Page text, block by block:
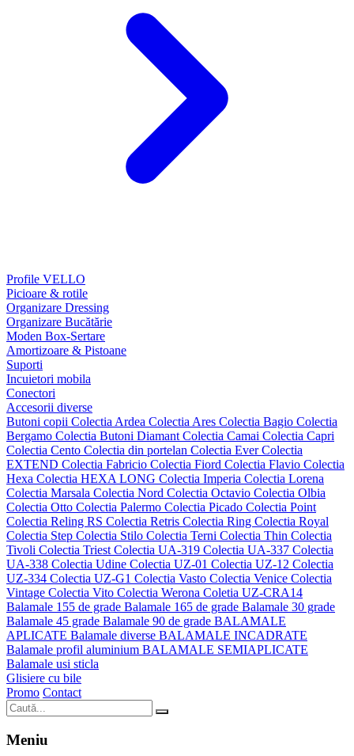
Profile VELLO
Picioare & rotile
Organizare Dressing
Organizare Bucătărie
Moden Box-Sertare
Amortizoare & Pistoane
Suporti
Incuietori mobila
Conectori
Accesorii diverse
Butoni copii Colectia Ardea Colectia Ares Colectia Bagio Colectia
Bergamo Colectia Butoni Diamant Colectia Camai Colectia Capri
Colectia Cento Colectia din portelan Colectia EverColectia
EXTEND Colectia Fabricio Colectia Fiord Colectia Flavio Colectia
Hexa Colectia HEXA LONG Colectia Imperia Colectia Lorena
Colectia Marsala Colectia Nord Colectia Octavio Colectia Olbia
Colectia Otto Colectia Palermo Colectia Picado Colectia Point
Colectia Reling RS Colectia Retris Colectia Ring Colectia Royal
Colectia Step Colectia Stilo Colectia Terni Colectia Thin Colectia
Tivoli Colectia Triest Colectia UA-319 Colectia UA-337 Colectia
UA-338 Colectia Udine Colectia UZ-01 Colectia UZ-12 Colectia
UZ-334 Colectia UZ-G1 Colectia Vasto Colectia Venice Colectia
Vintage Colectia Vito Colectia Werona Coletia UZ-CRA14
Balamale 155 de grade Balamale 165 de grade Balamale 30 grade
Balamale 45 grade Balamale 90 de grade BALAMALE
APLICATE Balamale diverse BALAMALE INCADRATE
Balamale profil aluminium BALAMALE SEMIAPLICATE
Balamale usi sticla
Glisiere cu bile
Promo Contact
Meniu